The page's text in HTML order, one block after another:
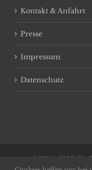
Kontakt & Anfahrt
Presse
Impressum
Datenschutz
© 2014 - 2026 |